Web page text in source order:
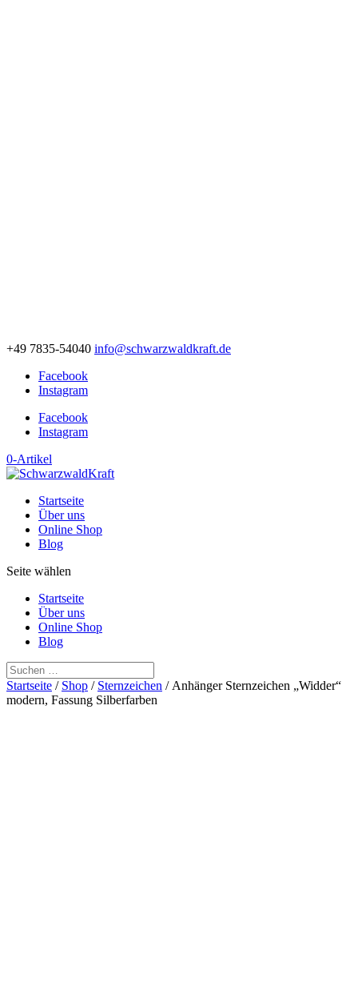
+49 7835-54040 info@schwarzwaldkraft.de
Facebook
Instagram
Facebook
Instagram
0-Artikel
Startseite
Über uns
Online Shop
Blog
Seite wählen
Startseite
Über uns
Online Shop
Blog
Startseite / Shop / Sternzeichen / Anhänger Sternzeichen „Widder“
modern, Fassung Silberfarben